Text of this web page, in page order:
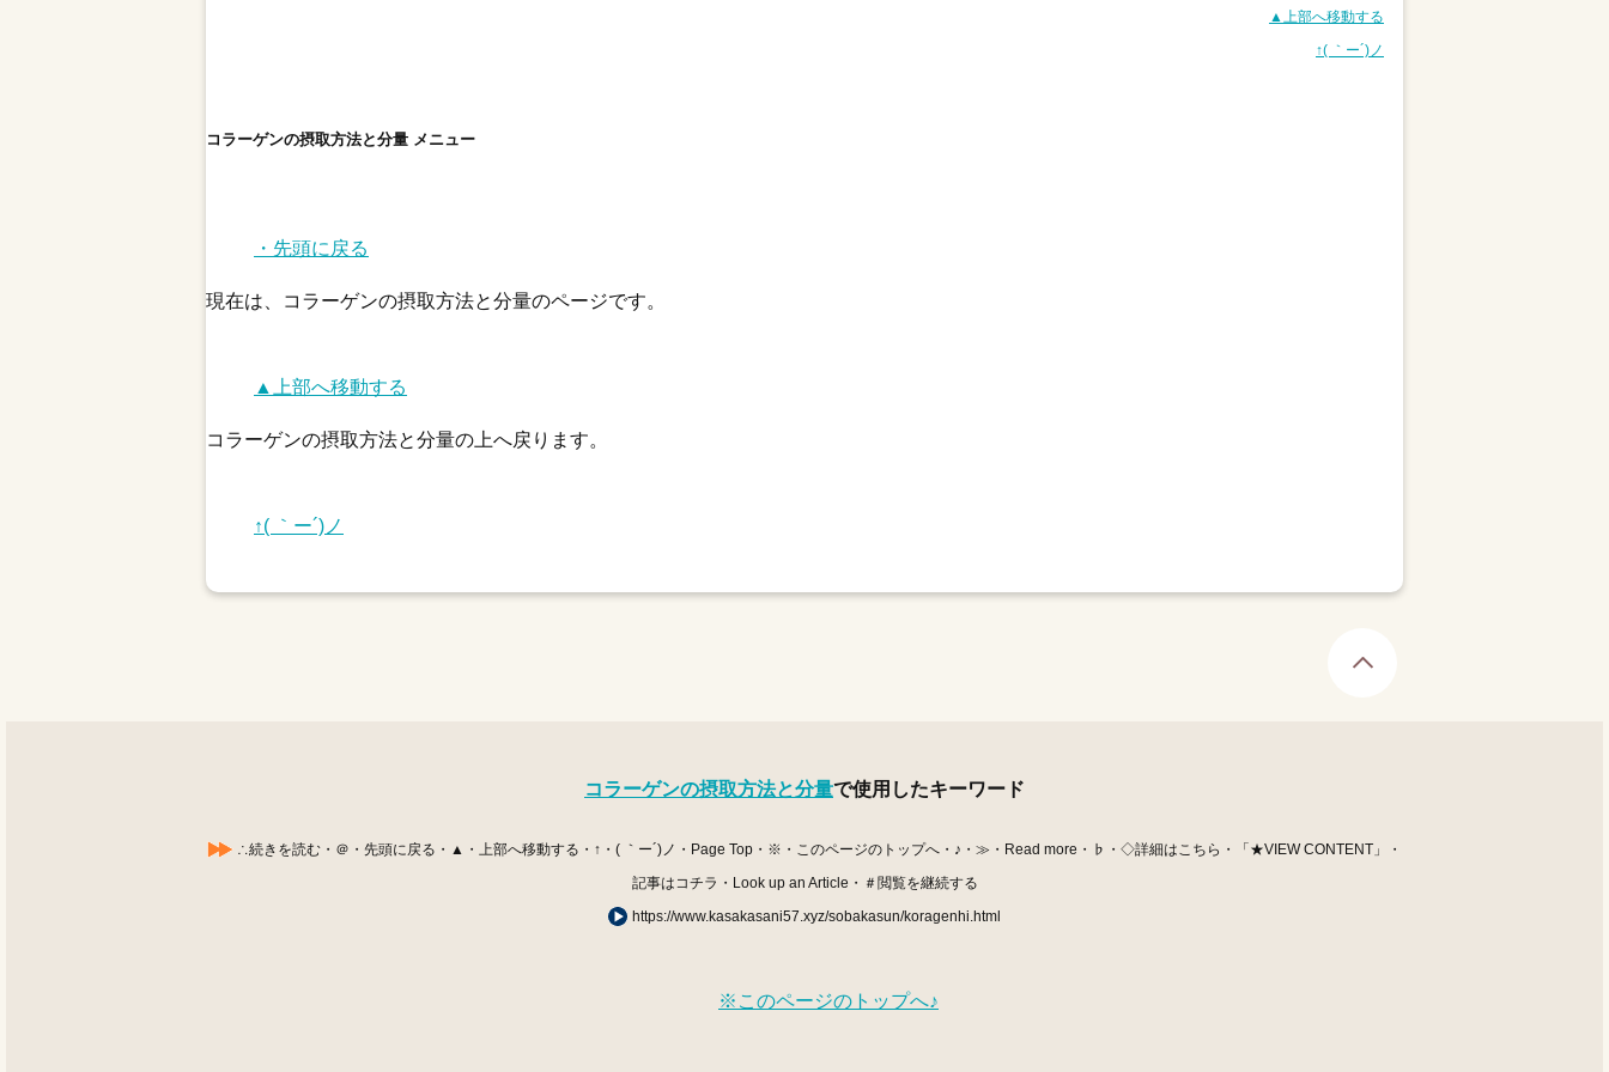
▲上部へ移動する
↑( ｀ー´)ノ
コラーゲンの摂取方法と分量 メニュー
・先頭に戻る
現在は、コラーゲンの摂取方法と分量のページです。
▲上部へ移動する
コラーゲンの摂取方法と分量の上へ戻ります。
↑( ｀ー´)ノ
コラーゲンの摂取方法と分量で使用したキーワード
∴続きを読む・＠・先頭に戻る・▲・上部へ移動する・↑・( ｀ー´)ノ・Page Top・※・このページのトップへ・♪・≫・Read more・♭・◇詳細はこちら・「★VIEW CONTENT」・
記事はコチラ・Look up an Article・＃閲覧を継続する
https://www.kasakasani57.xyz/sobakasun/koragenhi.html
※このページのトップへ♪